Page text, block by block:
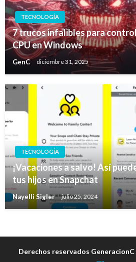
TECNOLOGÍA
7 trucos infalibles para
CPU en Windows
GenC diciembre 31, 2025
TECNOLOGÍA
¡Vacaciones a salvo! Así
tus hijos en Snapchat
Nayelli Sigler julio 25, 2024
Derechos reservados GeneracionC